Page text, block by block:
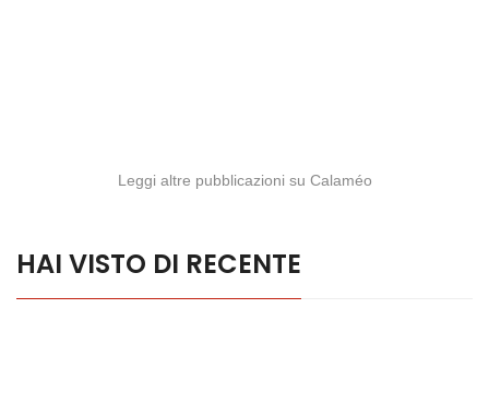
Leggi altre pubblicazioni su Calaméo
HAI VISTO DI RECENTE